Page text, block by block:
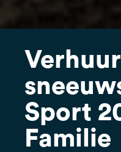
Verhuur
Sport
Familie